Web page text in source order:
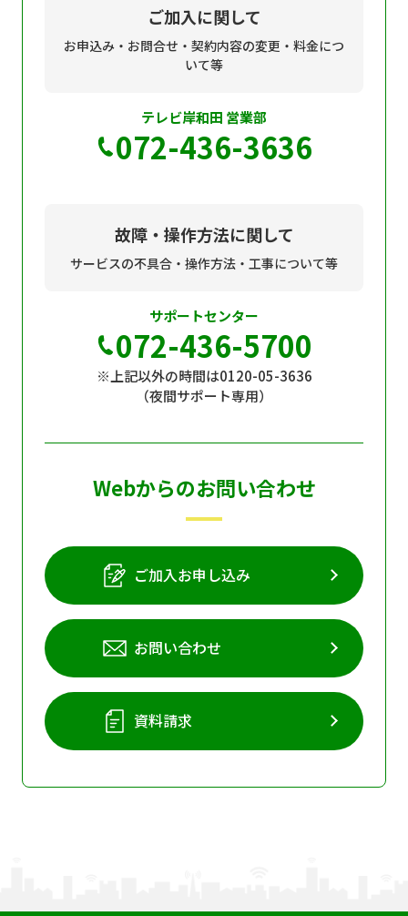
ご加入に関して
お申込み・お問合せ・契約内容の変更・料金につ
いて等
テレビ岸和田 営業部
072-436-3636
故障・操作方法に関して
サービスの不具合・操作方法・工事について等
サポートセンター
072-436-5700
※上記以外の時間は0120-05-3636
（夜間サポート専用）
Webからのお問い合わせ
ご加入お申し込み
お問い合わせ
資料請求